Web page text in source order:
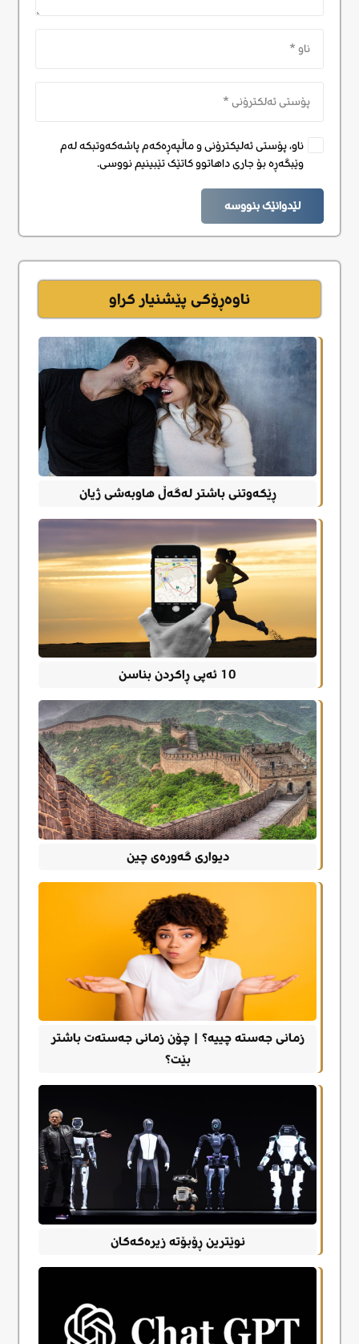
ناو، پۆستی ئەلیکترۆنی و ماڵپەڕەکەم پاشەکەوتبکە لەم
وێبگەڕە بۆ جاری داهاتوو کاتێک تێبینیم نووسی.
لێدوانێک بنووسە
ناوەڕۆکی پێشنیار کراو
ڕێکەوتنی باشتر لەگەڵ هاوبەشی ژیان
10 ئەپی ڕاکردن بناسن
دیواری گەورەی چین
زمانی جەستە چییە؟ | چۆن زمانی جەستەت باشتر
بێت؟
نوێترین ڕۆبۆتە زیرەکەکان